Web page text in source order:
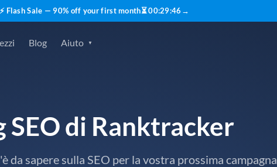
⚡ Flash Sale — 90% off your first month⏳00:29:44 →
Blog Aiuto
SEO di Ranktracker
da sapere sulla SEO per la vostra prossima campagna